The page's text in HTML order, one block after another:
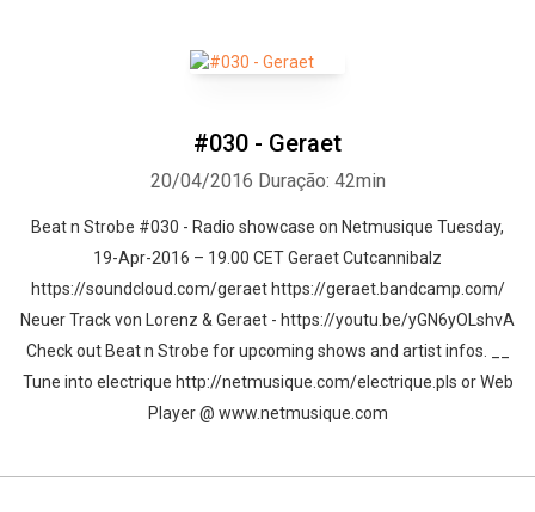
#030 - Geraet
20/04/2016 Duração: 42min
Beat n Strobe #030 - Radio showcase on Netmusique Tuesday,
19-Apr-2016 – 19.00 CET Geraet Cutcannibalz
https://soundcloud.com/geraet https://geraet.bandcamp.com/
Neuer Track von Lorenz & Geraet - https://youtu.be/yGN6yOLshvA
Check out Beat n Strobe for upcoming shows and artist infos. __
Tune into electrique http://netmusique.com/electrique.pls or Web
Player @ www.netmusique.com